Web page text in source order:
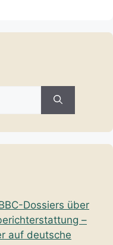
Dossiers über
–
auf deutsche